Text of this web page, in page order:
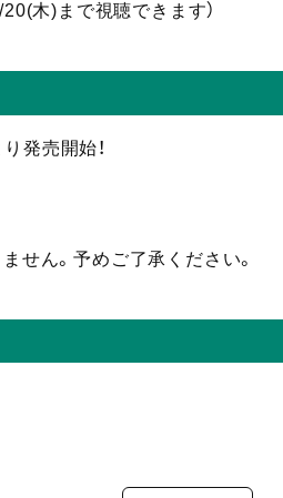
20(木)まで視聴できます）
発売開始！
せん。予めご了承ください。